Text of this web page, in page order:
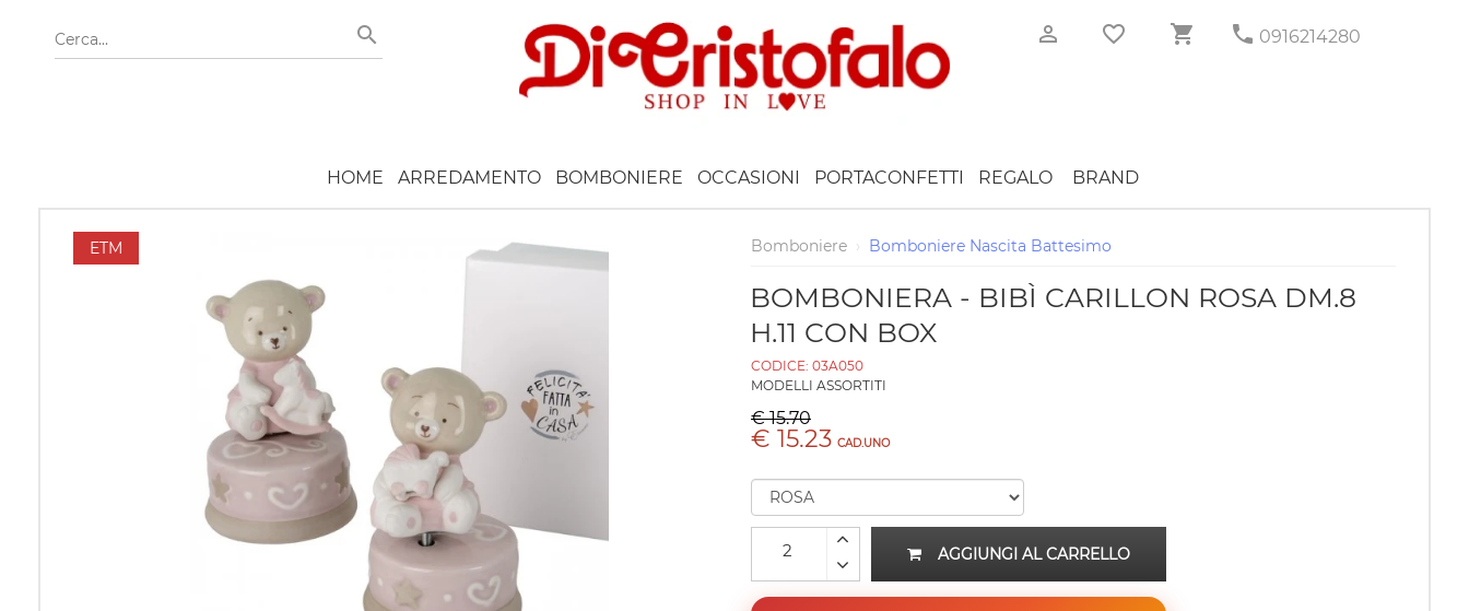
0916214280
HOME ARREDAMENTO BOMBONIERE OCCASIONI PORTACONFETTI REGALO BRAND
ETM Bomboniere › Bomboniere Nascita Battesimo
BOMBONIERA - BIBÌ CARILLON ROSA DM.8
H.11 CON BOX
CODICE: 03A050
MODELLI ASSORTITI
€ 15.70
€ 15.23 CAD.UNO
AGGIUNGI AL CARRELLO